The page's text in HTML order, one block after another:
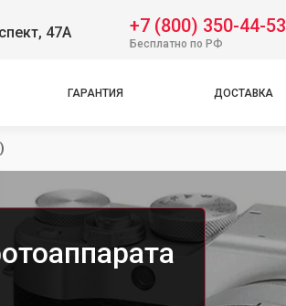
47А +7 (800) 350-44-53
Бесплатно по РФ
ГАРАНТИЯ ДОСТАВКА